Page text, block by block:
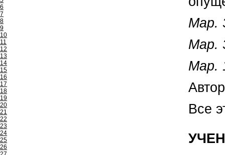
6
7
8
9
10
11
12
13
14
15
16
17
18
19
20
21
22
23
24
25
26
Map.
Map.
Map.
Все